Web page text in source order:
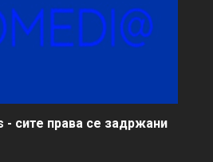
- сите права се задржани